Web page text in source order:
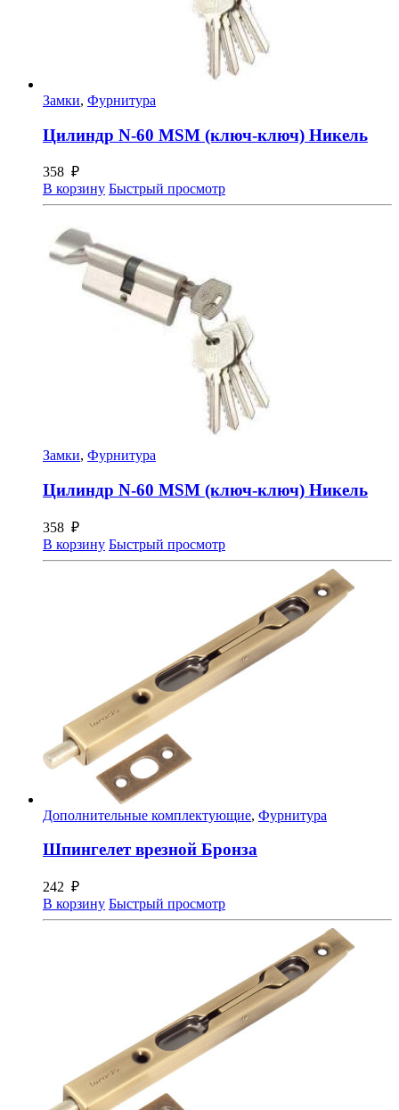
Замки, Фурнитура
Цилиндр N-60 MSM (ключ-ключ) Никель
358 ₽
В корзину Быстрый просмотр
Замки, Фурнитура
Цилиндр N-60 MSM (ключ-ключ) Никель
358 ₽
В корзину Быстрый просмотр
Дополнительные комплектующие, Фурнитура
Шпингелет врезной Бронза
242 ₽
В корзину Быстрый просмотр